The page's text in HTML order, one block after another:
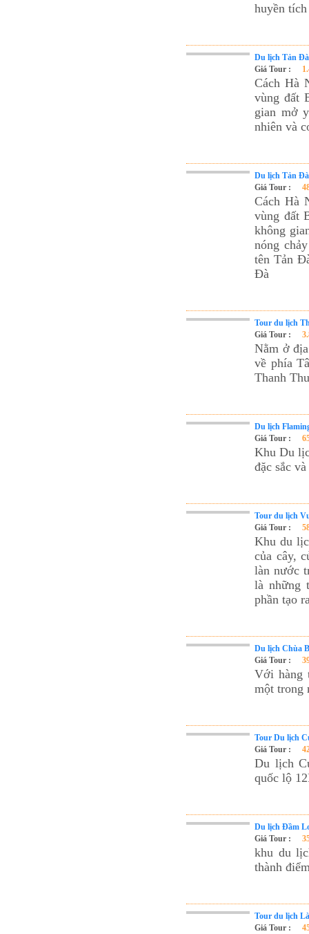
huyền tích
Du lịch Tản
Giá Tour :
Cách Hà
vùng đất
gian mở
nhiên và
Du lịch Tản
Giá Tour :
Cách Hà
vùng đất
không
nóng
tên Tản
Đà
Tour du lịch
Giá Tour :
Nằm ở
về phía
Thanh
Du lịch
Giá Tour :
Khu Du
đặc sắc
Tour du lịch
Giá Tour :
Khu du
của cây,
làn nước
là những
phần tạo
Du lịch Chùa
Giá Tour :
Với hàng
một trong
Tour Du lịch
Giá Tour :
Du lịch
quốc lộ
Du lịch Đầm
Giá Tour :
khu du
thành
Tour du lịch
Giá Tour :